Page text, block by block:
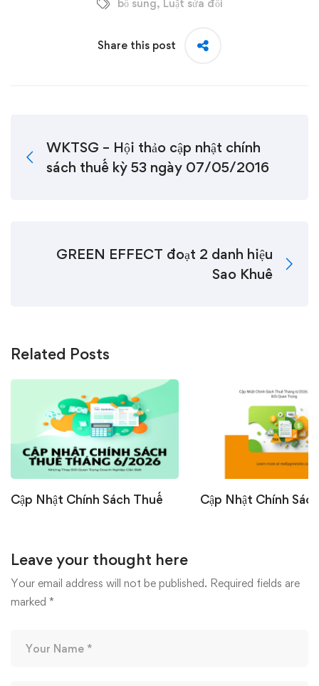
bổ sung, Luật sửa đổi
Share this post
WKTSG – Hội thảo cập nhật chính
sách thuế kỳ 53 ngày 07/05/2016
GREEN EFFECT đoạt 2 danh hiệu
Sao Khuê
Related Posts
Cập Nhật Chính Sách Thuế
Nghiệp Cần Biết
07/07/2026
Cập Nhật Chính
22/06/2026
Leave your thought here
Your email address will not be published. Required fields are
marked *